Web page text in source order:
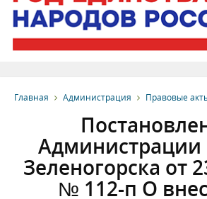
Главная Администрация Правовые
Администрации
Зеленогорска от
№ 112-п О